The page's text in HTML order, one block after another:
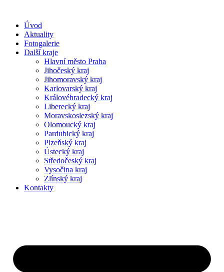
Úvod
Aktuality
Fotogalerie
Další kraje
Hlavní město Praha
Jihočeský kraj
Jihomoravský kraj
Karlovarský kraj
Královéhradecký kraj
Liberecký kraj
Moravskoslezský kraj
Olomoucký kraj
Pardubický kraj
Plzeňský kraj
Ústecký kraj
Středočeský kraj
Vysočina kraj
Zlínský kraj
Kontakty